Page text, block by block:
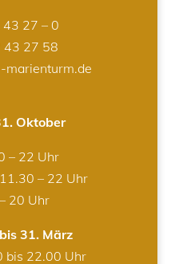
27 – 0
43 27 58
marienturm.de
Oktober
– 22 Uhr
– 22 Uhr
20 Uhr
31. März
bis 22.00 Uhr